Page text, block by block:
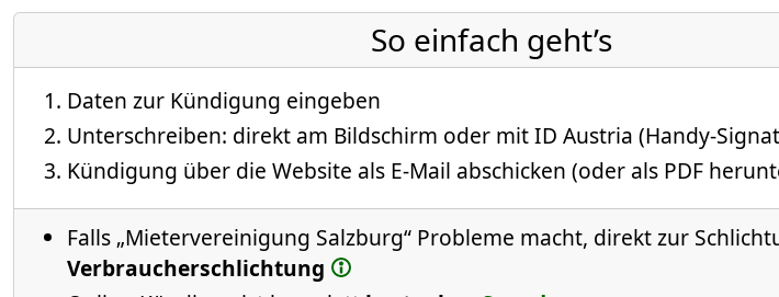
So einfach geht’s
Daten zur Kündigung eingeben
Unterschreiben: direkt am Bildschirm oder mit ID Austria (Handy-
Kündigung über die Website als E-Mail abschicken (oder als PDF
Falls „Mietervereinigung Salzburg“ Probleme macht, direkt zur
Verbraucherschlichtung